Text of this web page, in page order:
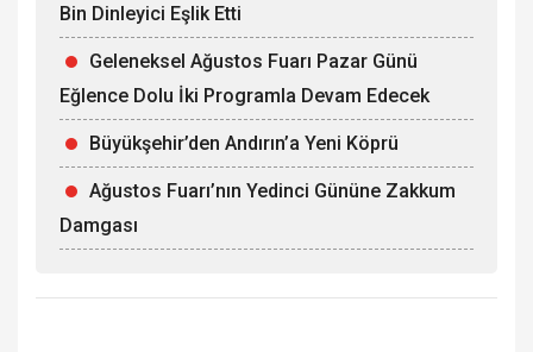
Bin Dinleyici Eşlik Etti
Geleneksel Ağustos Fuarı Pazar Günü
Eğlence Dolu İki Programla Devam Edecek
Büyükşehir’den Andırın’a Yeni Köprü
Ağustos Fuarı’nın Yedinci Gününe Zakkum
Damgası